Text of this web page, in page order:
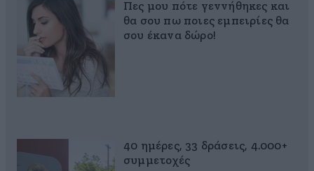
Πες μου πότε γεννήθηκες και
θα σου πω ποιες εμπειρίες θα
σου έκανα δώρο!
40 ημέρες, 33 δράσεις, 4.000+
συμμετοχές